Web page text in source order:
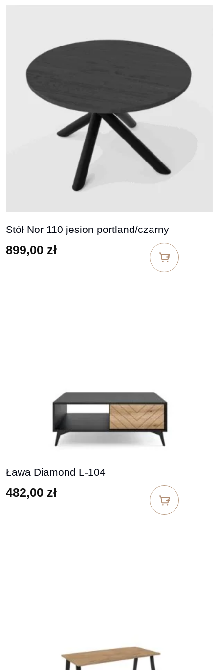
Stół Nor 110 jesion portland/czarny
899,00 zł
Ława Diamond L-104
482,00 zł